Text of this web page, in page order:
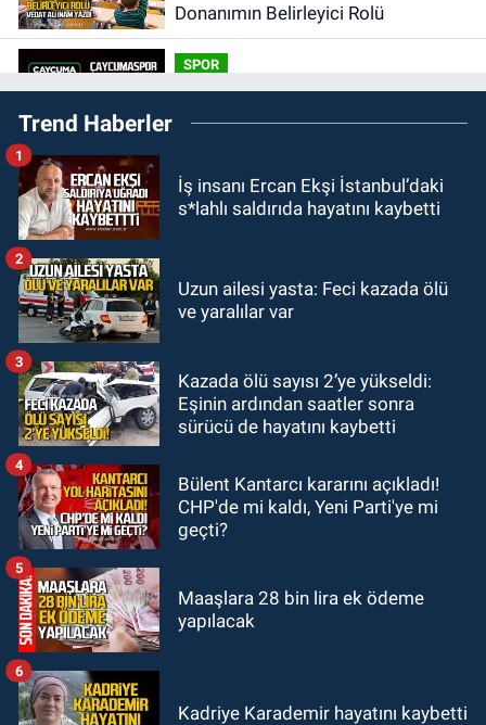
Donanımın Belirleyici Rolü
SPOR
14:34Çaycumaspor şartları yerine
getirdi.
12:53
11:22BEUN personeli Nihat Şahan
KDZ EREĞLİ
10:01
14 üyeden ortak bildiri.
Trend Haberler
İş insanı Ercan Ekşi İstanbul’daki
s*lahlı saldırıda hayatını kaybetti
1
Uzun ailesi yasta: Feci kazada ölü
ve yaralılar var
2
Kazada ölü sayısı 2’ye yükseldi:
Eşinin ardından saatler sonra
sürücü de hayatını kaybetti
3
Bülent Kantarcı kararını açıkladı!
CHP'de mi kaldı, Yeni Parti'ye mi
geçti?
4
Maaşlara 28 bin lira ek ödeme
yapılacak
5
Kadriye Karademir hayatını kaybetti
6